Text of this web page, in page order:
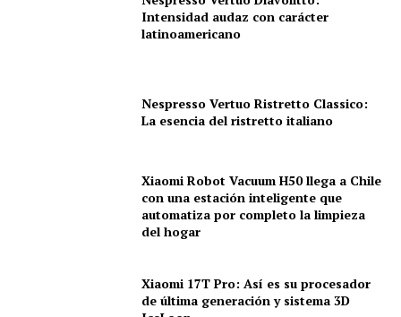
Intensidad audaz con carácter
latinoamericano
Nespresso Vertuo Ristretto Classico:
La esencia del ristretto italiano
Xiaomi Robot Vacuum H50 llega a Chile
con una estación inteligente que
automatiza por completo la limpieza
del hogar
Xiaomi 17T Pro: Así es su procesador
de última generación y sistema 3D